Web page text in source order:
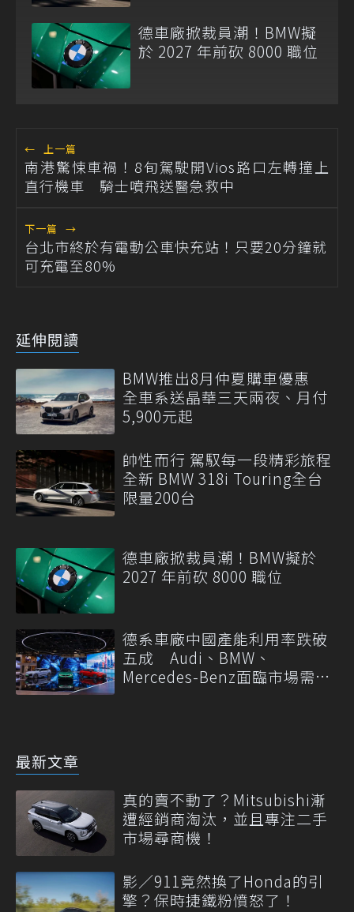
德車廠掀裁員潮！BMW擬
於 2027 年前砍 8000 職位
← 上一篇
南港驚悚車禍！8旬駕駛開Vios路口左轉撞上
直行機車 騎士噴飛送醫急救中
下一篇 →
台北市終於有電動公車快充站！只要20分鐘就
可充電至80%
延伸閱讀
BMW推出8月仲夏購車優惠
全車系送晶華三天兩夜、月付
5,900元起
帥性而行 駕馭每一段精彩旅程
全新 BMW 318i Touring全台
限量200台
德車廠掀裁員潮！BMW擬於
2027 年前砍 8000 職位
德系車廠中國產能利用率跌破
五成 Audi、BMW、
Mercedes-Benz面臨市場需求
最新文章
真的賣不動了？Mitsubishi漸
遭經銷商淘汰，並且專注二手
市場尋商機！
影／911竟然換了Honda的引
擎？保時捷鐵粉憤怒了！